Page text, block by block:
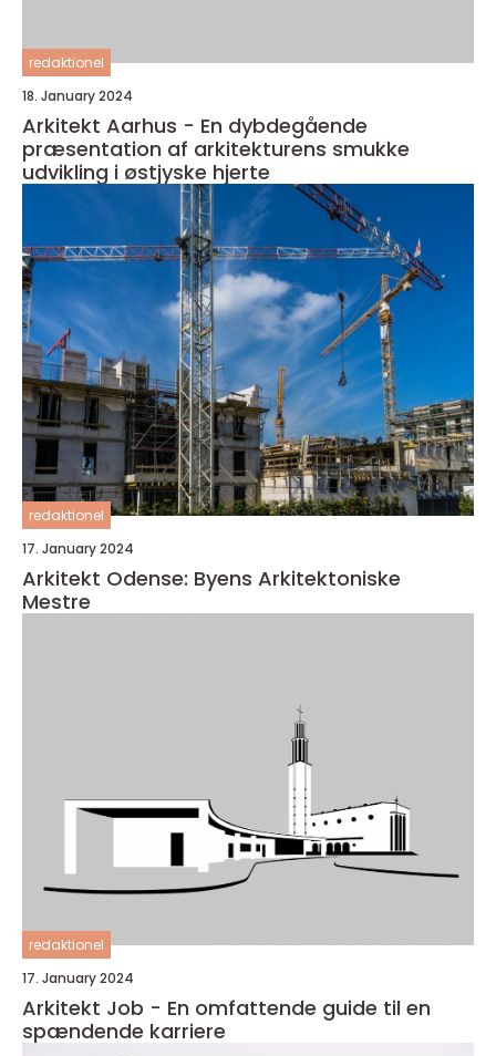
redaktionel
18. January 2024
Arkitekt Aarhus - En dybdegående
præsentation af arkitekturens smukke
udvikling i østjyske hjerte
redaktionel
17. January 2024
Arkitekt Odense: Byens Arkitektoniske
Mestre
redaktionel
17. January 2024
Arkitekt Job - En omfattende guide til en
spændende karriere